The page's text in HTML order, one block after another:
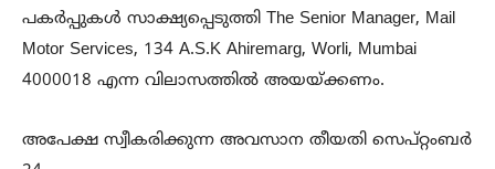
പകര്‍പ്പുകള്‍ സാക്ഷ്യപ്പെടുത്തി The Senior Manager, Mail
Motor Services, 134 A.S.K Ahiremarg, Worli, Mumbai
4000018 എന്ന വിലാസത്തില്‍ അയയ്ക്കണം.
അപേക്ഷ സ്വീകരിക്കുന്ന അവസാന തീയതി സെപ്റ്റംബര്‍